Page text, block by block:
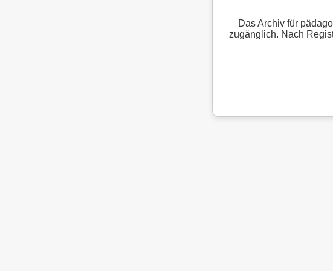
Das Archiv für
zugänglich. Nach